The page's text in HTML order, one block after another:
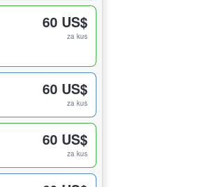
60 US$
za kus
60 US$
za kus
60 US$
za kus